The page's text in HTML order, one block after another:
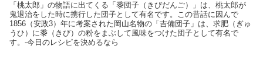
「桃太郎」の物語に出てくる「黍団子（きびだんご）」は、桃太郎が
鬼退治をした時に携行した団子として有名です。この昔話に因んで
1856（安政3）年に考案された岡山名物の「吉備団子」は、求肥（ぎゅ
うひ）に黍（きび）の粉をまぶして風味をつけた団子として有名で
す。-今日のレシピを決めるなら